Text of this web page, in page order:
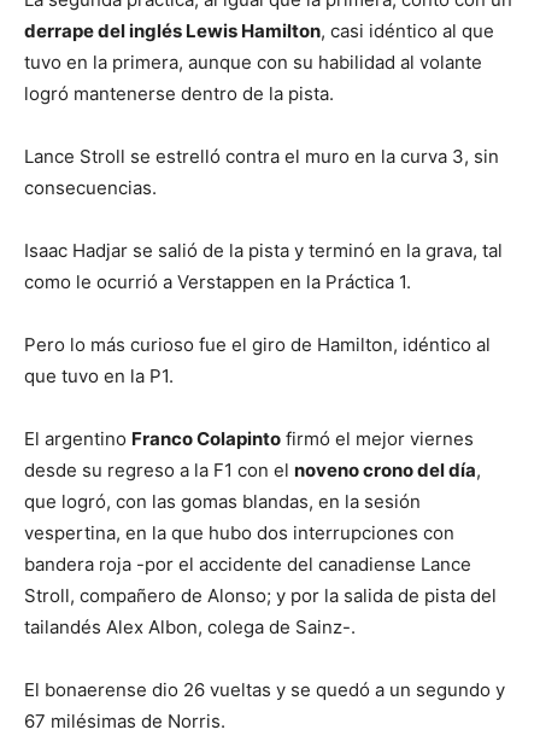
derrape del inglés Lewis Hamilton, casi idéntico al que
tuvo en la primera, aunque con su habilidad al volante
logró mantenerse dentro de la pista.
Lance Stroll se estrelló contra el muro en la curva 3, sin
consecuencias.
Isaac Hadjar se salió de la pista y terminó en la grava, tal
como le ocurrió a Verstappen en la Práctica 1.
Pero lo más curioso fue el giro de Hamilton, idéntico al
que tuvo en la P1.
El argentino Franco Colapinto firmó el mejor viernes
desde su regreso a la F1 con el noveno crono del día,
que logró, con las gomas blandas, en la sesión
vespertina, en la que hubo dos interrupciones con
bandera roja -por el accidente del canadiense Lance
Stroll, compañero de Alonso; y por la salida de pista del
tailandés Alex Albon, colega de Sainz-.
El bonaerense dio 26 vueltas y se quedó a un segundo y
67 milésimas de Norris.